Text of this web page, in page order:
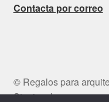
Contacta por correo
© Regalos para
Stepienybarno